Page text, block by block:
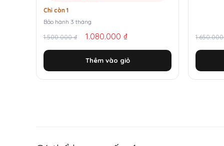
Chỉ còn 1
Bảo hành 3 tháng
1.500.000₫
Giá
gốc
1.080.000 ₫
Giá
hiện
Thêm vào giỏ
Giá
gốc
Giá
hiện